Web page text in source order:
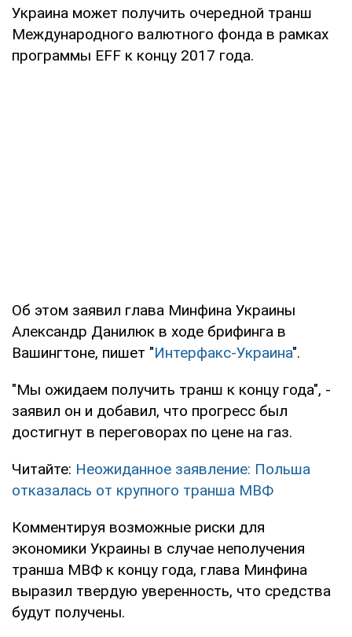
Украина может получить очередной транш
Международного валютного фонда в рамках
программы EFF к концу 2017 года.
Об этом заявил глава Минфина Украины
Александр Данилюк в ходе брифинга в
Вашингтоне, пишет "Интерфакс-Украина".
"Мы ожидаем получить транш к концу года", -
заявил он и добавил, что прогресс был
достигнут в переговорах по цене на газ.
Читайте: Неожиданное заявление: Польша
отказалась от крупного транша МВФ
Комментируя возможные риски для
экономики Украины в случае неполучения
транша МВФ к концу года, глава Минфина
выразил твердую уверенность, что средства
будут получены.